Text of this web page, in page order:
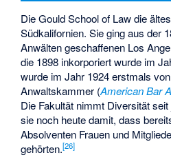
Die Gould School of Law die
Südkalifornien. Sie ging aus der
Anwälten geschaffenen Los
die 1898 inkorporiert wurde im
wurde im Jahr 1924 erstmals
Anwaltskammer (American Bar
Die Fakultät nimmt Diversität
sie noch heute damit, dass
Absolventen Frauen und
gehörten.[26]